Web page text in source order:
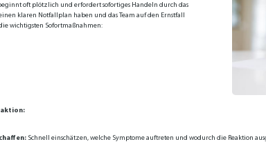
oft plötzlich und erfordert sofortiges Handeln durch das
klaren Notfallplan haben und das Team auf den Ernstfall
wichtigsten Sofortmaßnahmen:
Schnell einschätzen, welche Symptome auftreten und wodurch die Reaktion